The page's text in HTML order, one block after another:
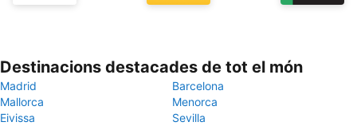
Destinacions destacades de tot el món
Madrid
Barcelona
Mallorca
Menorca
Eivissa
Sevilla